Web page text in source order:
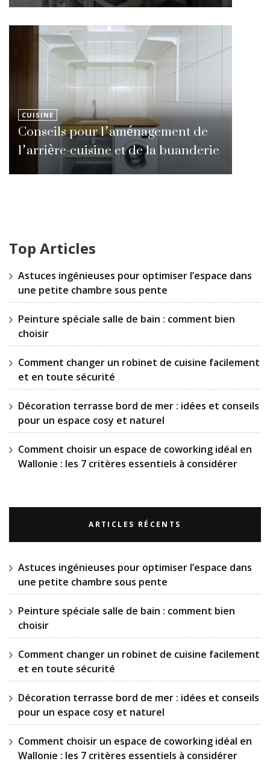
CUISINE
Conseils pour l’aménagement de
l’arrière-cuisine et de la buanderie
Top Articles
Astuces ingénieuses pour optimiser l’espace dans
une petite chambre sous pente
Peinture spéciale salle de bain : comment bien
choisir
Comment changer un robinet de cuisine facilement
et en toute sécurité
Décoration terrasse bord de mer : idées et conseils
pour un espace cosy et naturel
Comment choisir un espace de coworking idéal en
Wallonie : les 7 critères essentiels à considérer
ARTICLES RÉCENTS
Astuces ingénieuses pour optimiser l’espace dans
une petite chambre sous pente
Peinture spéciale salle de bain : comment bien
choisir
Comment changer un robinet de cuisine facilement
et en toute sécurité
Décoration terrasse bord de mer : idées et conseils
pour un espace cosy et naturel
Comment choisir un espace de coworking idéal en
Wallonie : les 7 critères essentiels à considérer